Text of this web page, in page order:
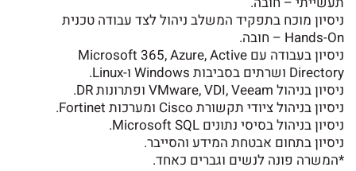
ניסיון מוכח בתפקיד המשלב ניהול לצד עבודה טכנית
Hands-On – חובה.
ניסיון בעבודה עם Microsoft 365, Azure, Active
Directory ושרתים בסביבות Windows ו-Linux.
ניסיון בניהול VMware, VDI, Veeam ופתרונות DR.
ניסיון בניהול ציודי תקשורת Cisco ומערכות Fortinet.
ניסיון בניהול בסיסי נתונים Microsoft SQL.
ניסיון בתחום אבטחת המידע והסייבר.
*המשרה פונה לנשים וגברים כאחד.